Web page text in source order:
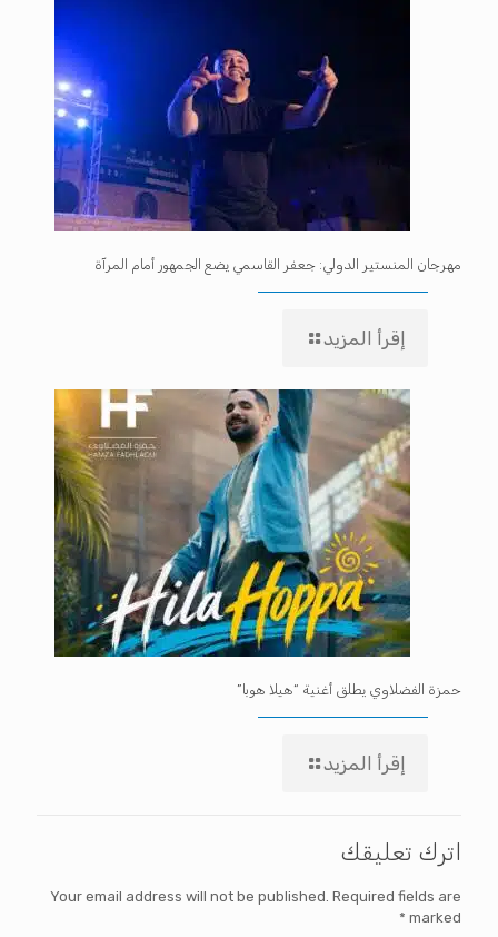
مهرجان المنستير الدولي: جعفر القاسمي يضع الجمهور أمام المرآة
إقرأ المزيد
حمزة الفضلاوي يطلق أغنية “هيلا هوبا”
إقرأ المزيد
اترك تعليقك
Your email address will not be published. Required fields are
marked
*